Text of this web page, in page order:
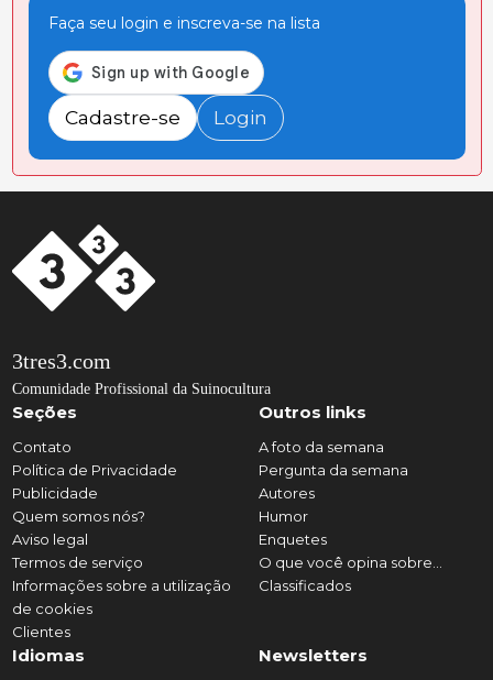
Faça seu login e inscreva-se na lista
Cadastre-se Login
3tres3.com
Comunidade Profissional da Suinocultura
Seções
Contato
Política de Privacidade
Publicidade
Quem somos nós?
Aviso legal
Termos de serviço
Informações sobre a utilização
de cookies
Clientes
Outros links
A foto da semana
Pergunta da semana
Autores
Humor
Enquetes
O que você opina sobre...
Classificados
Idiomas Newsletters